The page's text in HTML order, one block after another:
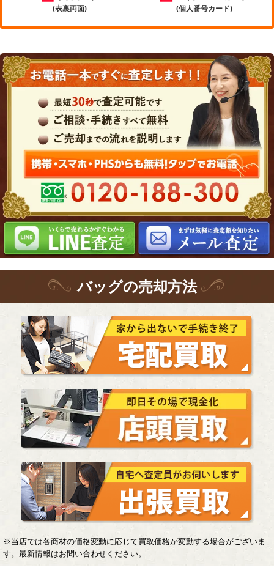
(表裏両面) (個人番号カード)
バッグの売却方法
※当店では各商材の価格変動に応じて買取価格が変動する場合がございま
す。最新情報はお問い合わせください。